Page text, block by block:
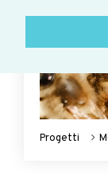
Progetti